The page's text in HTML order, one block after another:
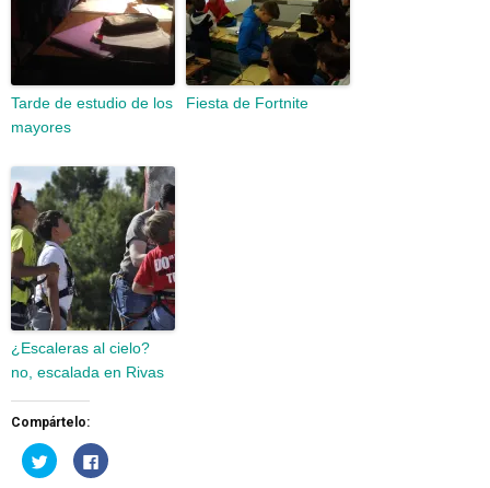
Tarde de estudio de los
mayores
Fiesta de Fortnite
¿Escaleras al cielo?
no, escalada en Rivas
Compártelo:
Haz
clic
Haz
clic